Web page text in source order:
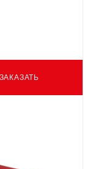
ЗАКАЗАТЬ